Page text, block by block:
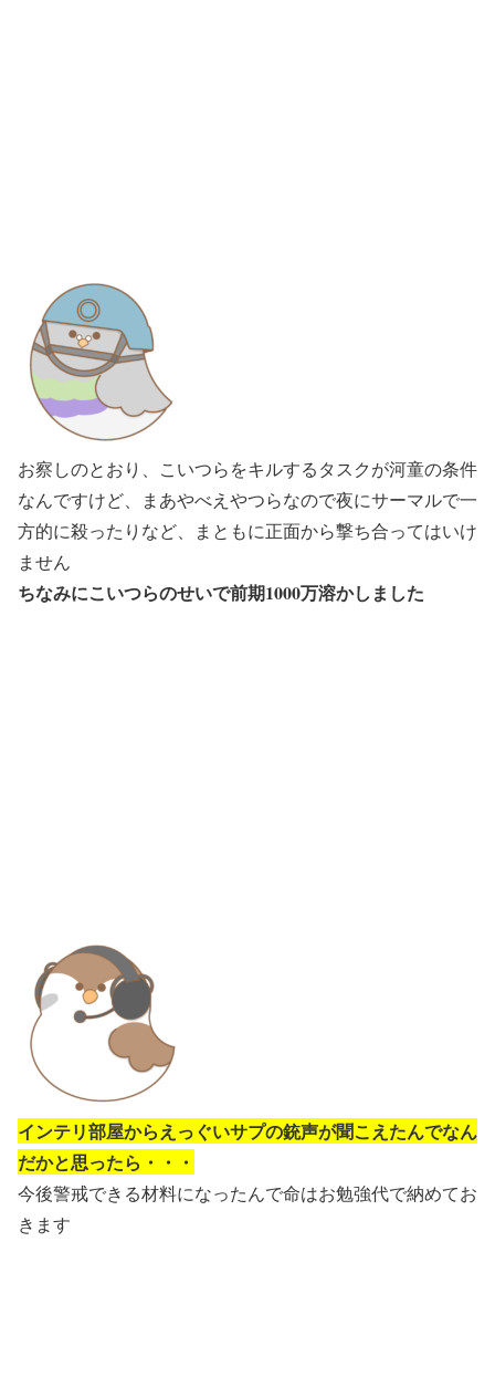
お察しのとおり、こいつらをキルするタスクが河童の条件
なんですけど、まあやべえやつらなので夜にサーマルで一
方的に殺ったりなど、まともに正面から撃ち合ってはいけ
ません
ちなみにこいつらのせいで前期1000万溶かしました
インテリ部屋からえっぐいサプの銃声が聞こえたんでなん
だかと思ったら・・・
今後警戒できる材料になったんで命はお勉強代で納めてお
きます